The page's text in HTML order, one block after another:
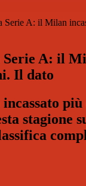
Serie A: il Milan
A: il
Il dato
stagione